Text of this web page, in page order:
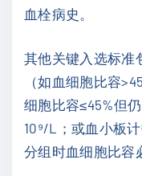
血栓病史。
其他关键入选标准
（如血细胞比容
细胞比容≤45%但
10⁹/L；或血小板
分组时血细胞比容